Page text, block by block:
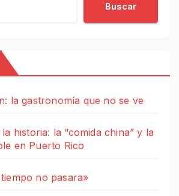
Buscar
la gastronomía que no se ve
historia: la “comida china” y la
en Puerto Rico
no pasara»